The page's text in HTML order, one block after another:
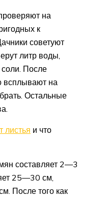
на
к
советуют
литр воды,
После
всплывают на
Остальные
листья и что
составляет 2—3
25—30 см,
После того как